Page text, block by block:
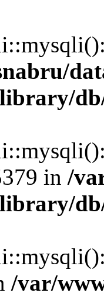
in /
/var/